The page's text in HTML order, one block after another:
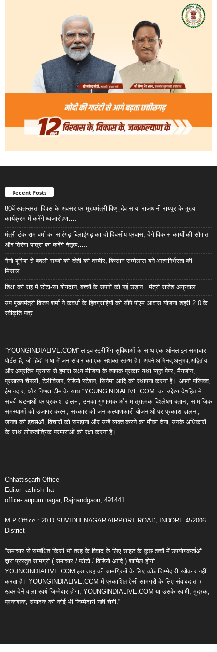
Recent Posts
80वें स्वतन्त्रता दिवस के अवसर पर मुख्यमंत्री विष्णु देव साय, राजधानी रायपुर के मुख्य
कार्यक्रम में करेंगे ध्वजारोहण….
मंत्री टंक राम वर्मा का सारंगढ़-बिलाईगढ़ का दो दिवसीय प्रवास, देंगे विकास कार्यों की सौगात
और तिरंगा यात्रा का करेंगे नेतृत्व…..
नैनो यूरिया से बदली सब्जी की खेती की तस्वीर, किसान सम्मेलाल बने आत्मनिर्भरता की
मिसाल…..
शिक्षा की राह में छोटा-सा योगदान, बच्चों के सपनों को नई उड़ान : मंत्री राजेश अग्रवाल….
उप मुख्यमंत्री विजय शर्मा ने कवर्धा के हितग्राहियों को सौंपे पीएम आवास योजना शहरी 2.0 के
स्वीकृति पत्र…..
“YOUNGINDIALIVE.COM” लाइव स्ट्रीमिंग सुविधाओं के साथ एक ऑनलाइन समाचार
पोर्टल है, जो हिंदी भाषा में जन-संचार का एक सशक्त स्तम्भ है। अपने अभिनव,अनुभव,अद्वितीय
और अप्रतिम प्रयास से हमारा लक्ष्य मीडिया के व्यापक प्रकार यथा न्यूज़ पेपर, मैगजीन,
प्रसारण चैनलों, टेलीविजन, रेडियो स्टेशन, सिनेमा आदि की स्थापना करना है। अपनी परिपक्व,
ईमानदार, और निष्पक्ष टीम के साथ “YOUNGINDIALIVE.COM” का उद्देश्य देशहित में
सच्ची घटनाओं पर प्रकाश डालना, उनका गुणात्मक और मात्रात्मक विश्लेषण बताना, सामाजिक
समस्याओं को उजागर करना, सरकार की जन-कल्याणकारी योजनाओं पर प्रकाश डालना,
जनता की इच्छाओं, विचारों को समझना और उन्हें व्यक्त करने का मौका देना, उनके अधिकारों
के साथ लोकतांत्रिक परम्पराओं की रक्षा करना है।
Chhattisgarh Office :
Editor- ashish jha
office- anpum nagar, Rajnandgaon, 491441
M.P Office : 20 D SUVIDHI NAGAR AIRPORT ROAD, INDORE 452006
District
“समाचार से सम्बंधित किसी भी तरह के विवाद के लिए साइट के कुछ तत्वों में उपयोगकर्ताओं
द्वारा प्रस्तुत सामग्री ( समाचार / फोटो / विडियो आदि ) शामिल होगी
YOUNGINDIALIVE.COM इस तरह की सामग्रियों के लिए कोई जिम्मेदारी स्वीकार नहीं
करता है। YOUNGINDIALIVE.COM में प्रकाशित ऐसी सामग्री के लिए संवाददाता /
खबर देने वाला स्वयं जिम्मेदार होगा, YOUNGINDIALIVE.COM या उसके स्वामी, मुद्रक,
प्रकाशक, संपादक की कोई भी जिम्मेदारी नहीं होगी.”